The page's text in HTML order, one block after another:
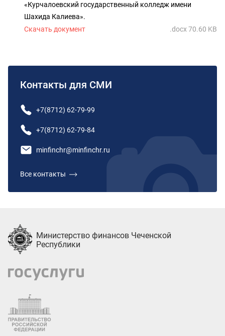
«Курчалоевский государственный колледж имени
Шахида Калиева».
Скачать документ
.docx 70.60 KB
Контакты для СМИ
+7(8712) 62-79-99
+7(8712) 62-79-84
minfinchr@minfinchr.ru
Все контакты
Министерство финансов Чеченской
Республики